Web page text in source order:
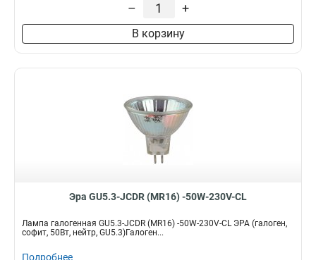
– +
В корзину
Эра GU5.3-JCDR (MR16) -50W-230V-CL
Лампа галогенная GU5.3-JCDR (MR16) -50W-230V-CL ЭРА (галоген,
софит, 50Вт, нейтр, GU5.3)Галоген...
Подробнее